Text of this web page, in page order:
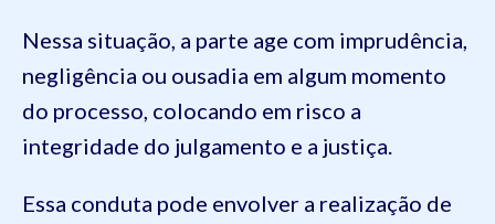
Nessa situação, a parte age com imprudência,
negligência ou ousadia em algum momento
do processo, colocando em risco a
integridade do julgamento e a justiça.
Essa conduta pode envolver a realização de